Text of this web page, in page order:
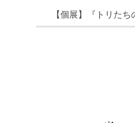
【個展】『トリたち